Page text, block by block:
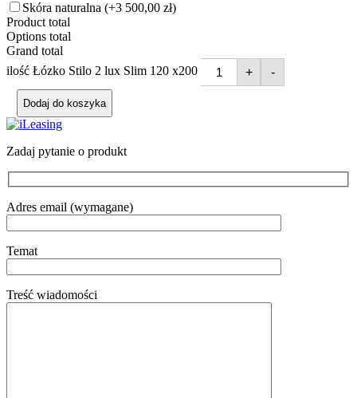
Skóra naturalna (+3 500,00 zł)
Product total
Options total
Grand total
ilość Łózko Stilo 2 lux Slim 120 x200
+ -
Dodaj do koszyka
Zadaj pytanie o produkt
Adres email (wymagane)
Temat
Treść wiadomości